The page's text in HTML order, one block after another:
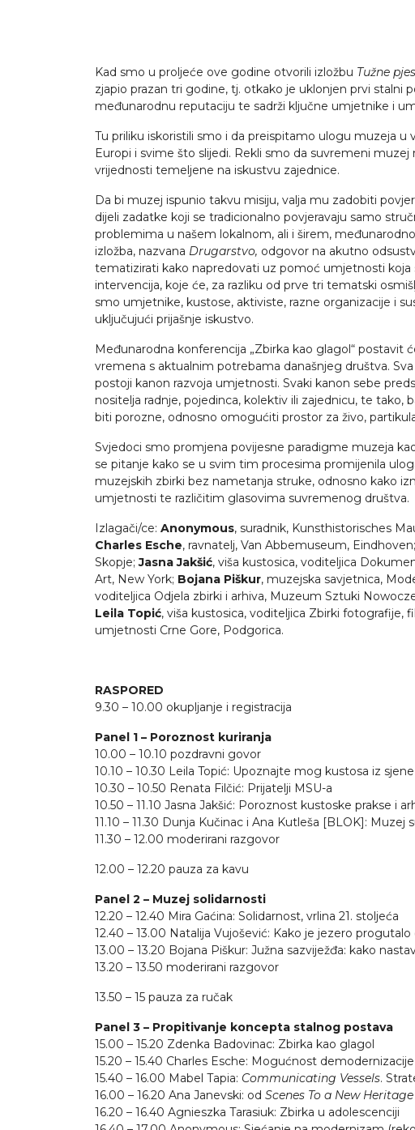
Kad smo u proljeće ove godine otvorili izložbu Tužne
zjapio prazan tri godine, tj. otkako je uklonjen prvi stalni
međunarodnu reputaciju te sadrži ključne umjetnike i
Tu priliku iskoristili smo i da preispitamo ulogu muzeja
Europi i svime što slijedi. Rekli smo da suvremeni
vrijednosti temeljene na iskustvu zajednice.
Da bi muzej ispunio takvu misiju, valja mu zadobiti
dijeli zadatke koji se tradicionalno povjeravaju samo
problemima u našem lokalnom, ali i širem,
izložba, nazvana Drugarstvo, odgovor na akutno
tematizirati kako napredovati uz pomoć umjetnosti
intervencija, koje će, za razliku od prve tri tematski
smo umjetnike, kustose, aktiviste, razne organizacije i
uključujući prijašnje iskustvo.
Međunarodna konferencija „Zbirka kao glagol“ postavit
vremena s aktualnim potrebama današnjeg društva.
postoji kanon razvoja umjetnosti. Svaki kanon sebe
nositelja radnje, pojedinca, kolektiv ili zajednicu, te
biti porozne, odnosno omogućiti prostor za živo,
Svjedoci smo promjena povijesne paradigme muzeja
se pitanje kako se u svim tim procesima promijenila
muzejskih zbirki bez nametanja struke, odnosno kako
umjetnosti te različitim glasovima suvremenog društva.
Izlagači/ce: Anonymous, suradnik, Kunsthistorisches
Charles Esche, ravnatelj, Van Abbemuseum, Eindhoven;
Skopje;Jasna Jakšić, viša kustosica, voditeljica
Art, New York; Bojana Piškur, muzejska savjetnica,
voditeljica Odjela zbirki i arhiva, Muzeum Sztuki
Leila Topić, viša kustosica, voditeljica Zbirki
umjetnosti Crne Gore, Podgorica.
RASPORED
9.30 – 10.00 okupljanje i registracija
Panel 1 – Poroznost kuriranja
10.00 – 10.10 pozdravni govor
10.10 – 10.30 Leila Topić: Upoznajte mog kustosa iz
10.30 – 10.50 Renata Filčić: Prijatelji MSU-a
10.50 – 11.10 Jasna Jakšić: Poroznost kustoske prakse i
11.10 – 11.30 Dunja Kučinac i Ana Kutleša [BLOK]:
11.30 – 12.00 moderirani razgovor
12.00 – 12.20 pauza za kavu
Panel 2 – Muzej solidarnosti
12.20 – 12.40 Mira Gaćina: Solidarnost, vrlina 21. stoljeća
12.40 – 13.00 Natalija Vujošević: Kako je jezero
13.00 – 13.20 Bojana Piškur: Južna sazviježđa: kako
13.20 – 13.50 moderirani razgovor
13.50 – 15 pauza za ručak
Panel 3 – Propitivanje koncepta stalnog postava
15.00 – 15.20 Zdenka Badovinac: Zbirka kao glagol
15.20 – 15.40 Charles Esche: Mogućnost demodernizacije
15.40 – 16.00 Mabel Tapia: Communicating Vessels.
16.00 – 16.20 Ana Janevski: od Scenes To a New Heritage
16.20 – 16.40 Agnieszka Tarasiuk: Zbirka u adolescenciji